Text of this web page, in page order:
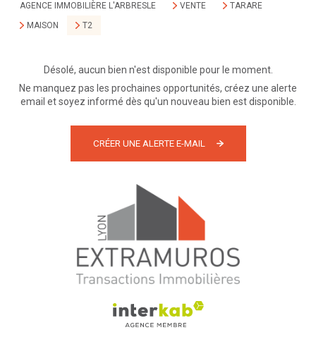
AGENCE IMMOBILIÈRE L'ARBRESLE VENTE
TARARE
MAISON
T2
Désolé, aucun bien n'est disponible pour le moment.
Ne manquez pas les prochaines opportunités, créez une alerte
email et soyez informé dès qu'un nouveau bien est disponible.
CRÉER UNE ALERTE E-MAIL